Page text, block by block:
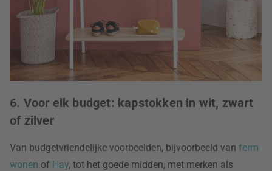
6. Voor elk budget: kapstokken in wit, zwart
of zilver
Van budgetvriendelijke voorbeelden, bijvoorbeeld van ferm
wonen of Hay, tot het goede midden, met merken als